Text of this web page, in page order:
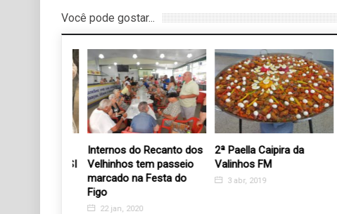
Você pode gostar...
Internos do Recanto dos
Velhinhos tem passeio
marcado na Festa do
Figo
22 jan, 2020
2ª Paella Caipira da
Valinhos FM
3 abr, 2019